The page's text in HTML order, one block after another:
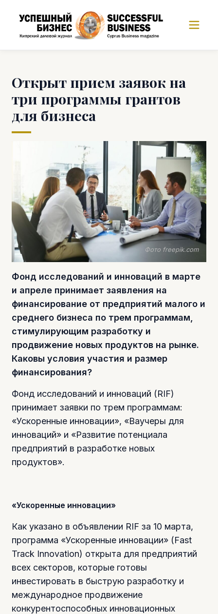
Открыт прием заявок на
три программы грантов
для бизнеса
Фото freepik.com
Фонд исследований и инноваций в марте
и апреле принимает заявления на
финансирование от предприятий малого и
среднего бизнеса по трем программам,
стимулирующим разработку и
продвижение новых продуктов на рынке.
Каковы условия участия и размер
финансирования?
Фонд исследований и инноваций (RIF)
принимает заявки по трем программам:
«Ускоренные инновации», «Ваучеры для
инноваций» и «Развитие потенциала
предприятий в разработке новых
продуктов».
«Ускоренные инновации»
Как указано в объявлении RIF за 10 марта,
программа «Ускоренные инновации» (Fast
Track Innovation) открыта для предприятий
всех секторов, которые готовы
инвестировать в быструю разработку и
международное продвижение
конкурентоспособных инновационных